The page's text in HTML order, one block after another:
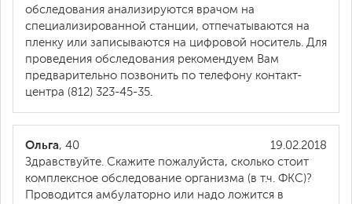
обследования анализируются врачом на
специализированной станции, отпечатываются на
пленку или записываются на цифровой носитель. Для
проведения обследования рекомендуем Вам
предварительно позвонить по телефону контакт-
центра (812) 323-45-35.
19.02.2018
Ольга, 40
Здравствуйте. Скажите пожалуйста, сколько стоит
комплексное обследование организма (в т.ч. ФКС)?
Проводится амбулаторно или надо ложится в